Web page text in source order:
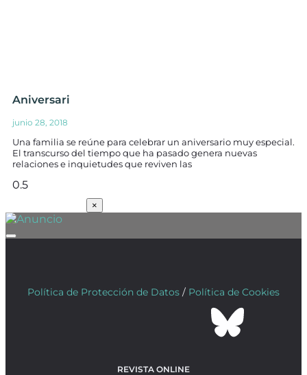
Aniversari
junio 28, 2018
Una familia se reúne para celebrar un aniversario muy especial.
El transcurso del tiempo que ha pasado genera nuevas
relaciones e inquietudes que reviven las
×
Política de Protección de Datos / Política de Cookies
REVISTA ONLINE